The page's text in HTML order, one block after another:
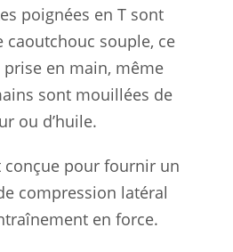
poignées en T sont
caoutchouc souple, ce
en main, même
sont mouillées de
ou d’huile.
conçue pour fournir un
compression latéral
en force.